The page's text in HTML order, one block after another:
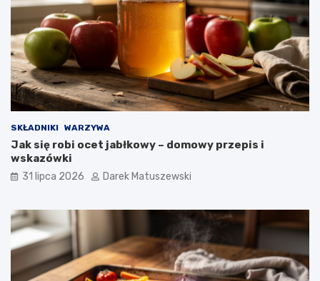
SKŁADNIKI WARZYWA
Jak się robi ocet jabłkowy – domowy przepis i
wskazówki
31 lipca 2026 Darek Matuszewski